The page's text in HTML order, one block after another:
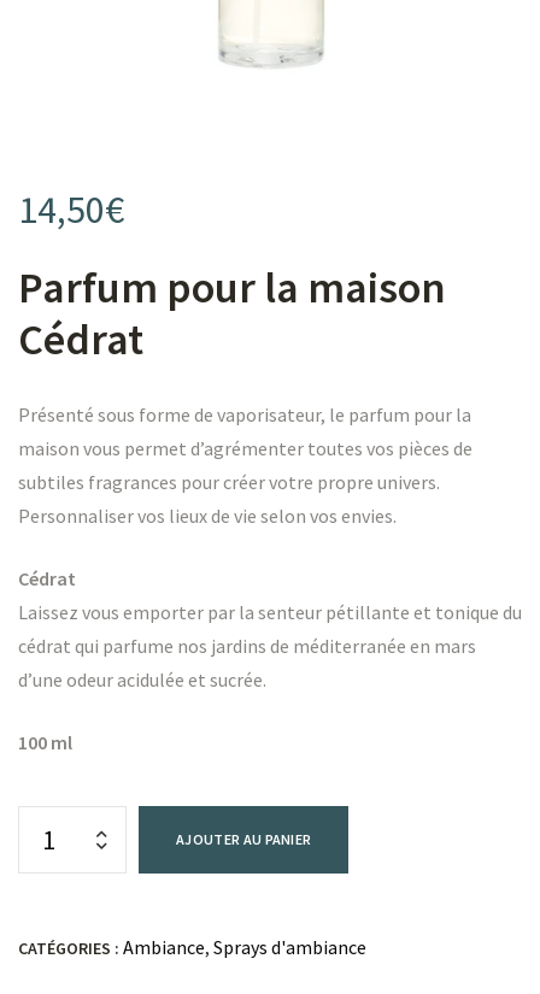
14,50€
Parfum pour la maison
Cédrat
Présenté sous forme de vaporisateur, le parfum pour la
maison vous permet d’agrémenter toutes vos pièces de
subtiles fragrances pour créer votre propre univers.
Personnaliser vos lieux de vie selon vos envies.
Cédrat
Laissez vous emporter par la senteur pétillante et tonique du
cédrat qui parfume nos jardins de méditerranée en mars
d’une odeur acidulée et sucrée.
100 ml
AJOUTER AU PANIER
CATÉGORIES : Ambiance, Sprays d'ambiance